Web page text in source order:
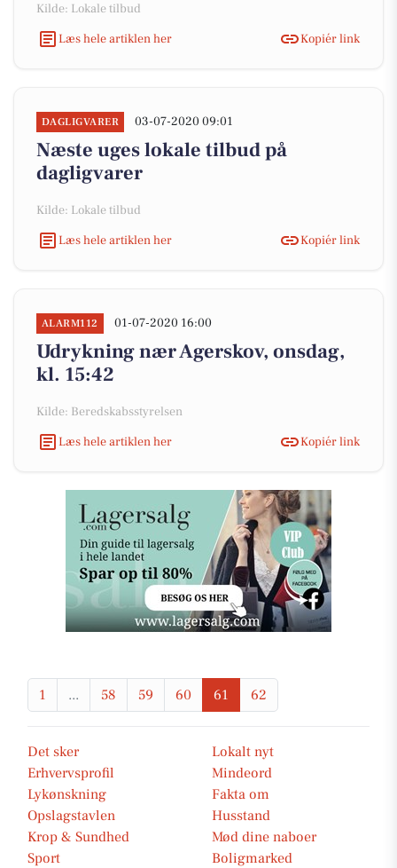
Kilde: Lokale tilbud
Læs hele artiklen her
Kopiér link
DAGLIGVARER 03-07-2020 09:01
Næste uges lokale tilbud på
dagligvarer
Kilde: Lokale tilbud
Læs hele artiklen her
Kopiér link
ALARM112 01-07-2020 16:00
Udrykning nær Agerskov, onsdag,
kl. 15:42
Kilde: Beredskabsstyrelsen
Læs hele artiklen her
Kopiér link
1 ... 58 59 60 61 62
Det sker
Lokalt nyt
Erhvervsprofil
Mindeord
Lykønskning
Fakta om
Opslagstavlen
Husstand
Krop & Sundhed
Mød dine naboer
Sport
Boligmarked